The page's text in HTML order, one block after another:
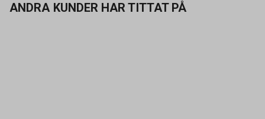
ANDRA KUNDER HAR TITTAT PÅ